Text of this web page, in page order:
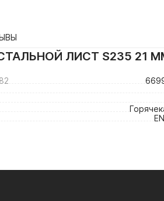
ЛИСТ S235 21